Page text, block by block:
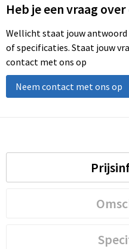
Heb je een vraag
Wellicht staat jouw
of specificaties. Staat jouw
contact met ons op
Neem contact met ons op